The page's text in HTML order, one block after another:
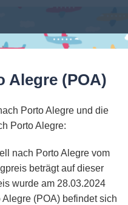
Alegre (POA)
Porto Alegre und die
Porto Alegre:
nach Porto Alegre vom
beträgt auf dieser
wurde am 28.03.2024
(POA) befindet sich